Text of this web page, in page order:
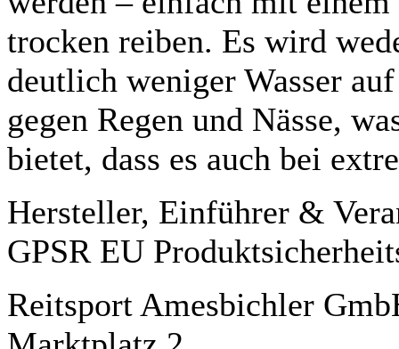
trocken reiben. Es wird
deutlich weniger Wasser
gegen Regen und Nässe,
bietet, dass es auch bei
Hersteller, Einführer &
GPSR EU
Reitsport Amesbichler